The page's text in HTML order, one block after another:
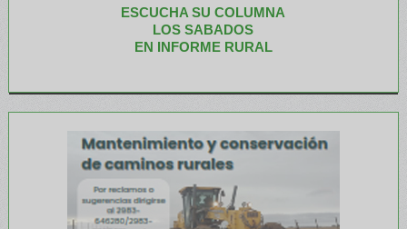
ESCUCHA SU COLUMNA
LOS SABADOS
EN INFORME RURAL